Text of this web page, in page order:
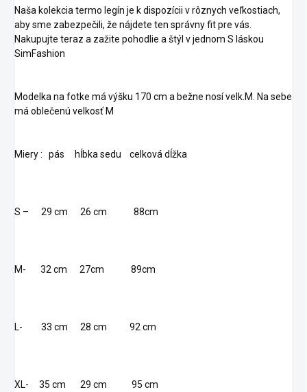
Naša kolekcia termo legín je k dispozícii v rôznych veľkostiach,
aby sme zabezpečili, že nájdete ten správny fit pre vás.
Nakupujte teraz a zažite pohodlie a štýl v jednom S láskou
SimFashion
Modelka na fotke má výšku 170 cm a bežne nosí velk.M. Na sebe
má oblečenú velkosť M
Miery : pás hĺbka sedu celková dĺžka
S – 29 cm 26 cm 88cm
M- 32 cm 27cm 89cm
L- 33 cm 28 cm 92 cm
XL- 35 cm 29 cm 95 cm